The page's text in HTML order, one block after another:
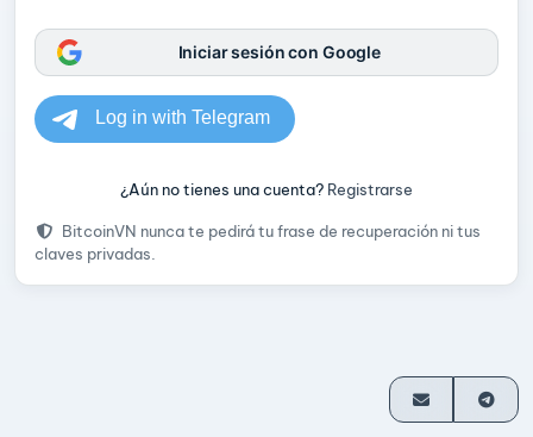
Iniciar sesión con Google
¿Aún no tienes una cuenta? Registrarse
BitcoinVN nunca te pedirá tu frase de recuperación ni tus
claves privadas.